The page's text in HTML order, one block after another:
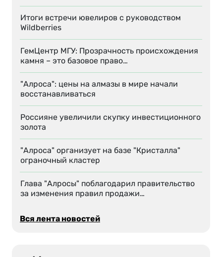
Итоги встречи ювелиров с руководством
Wildberries
ГемЦентр МГУ: Прозрачность происхождения
камня – это базовое право…
"Алроса": цены на алмазы в мире начали
восстанавливаться
Россияне увеличили скупку инвестиционного
золота
"Алроса" организует на базе "Кристалла"
ограночный кластер
Глава "Алросы" поблагодарил правительство
за изменения правил продажи…
Вся лента новостей